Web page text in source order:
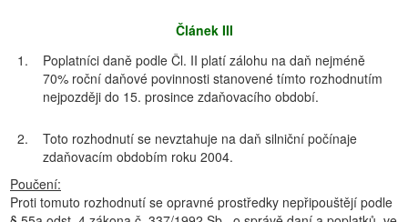
Článek III
1.
Poplatníci daně podle Čl. II platí zálohu na daň nejméně
70% roční daňové povinnosti stanovené tímto rozhodnutím
nejpozději do 15. prosince zdaňovacího období.
2.
Toto rozhodnutí se nevztahuje na daň silniční počínaje
zdaňovacím obdobím roku 2004.
Poučení:
Proti tomuto rozhodnutí se opravné prostředky nepřipouštějí podle